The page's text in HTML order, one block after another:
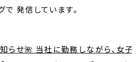
で 発信しています。